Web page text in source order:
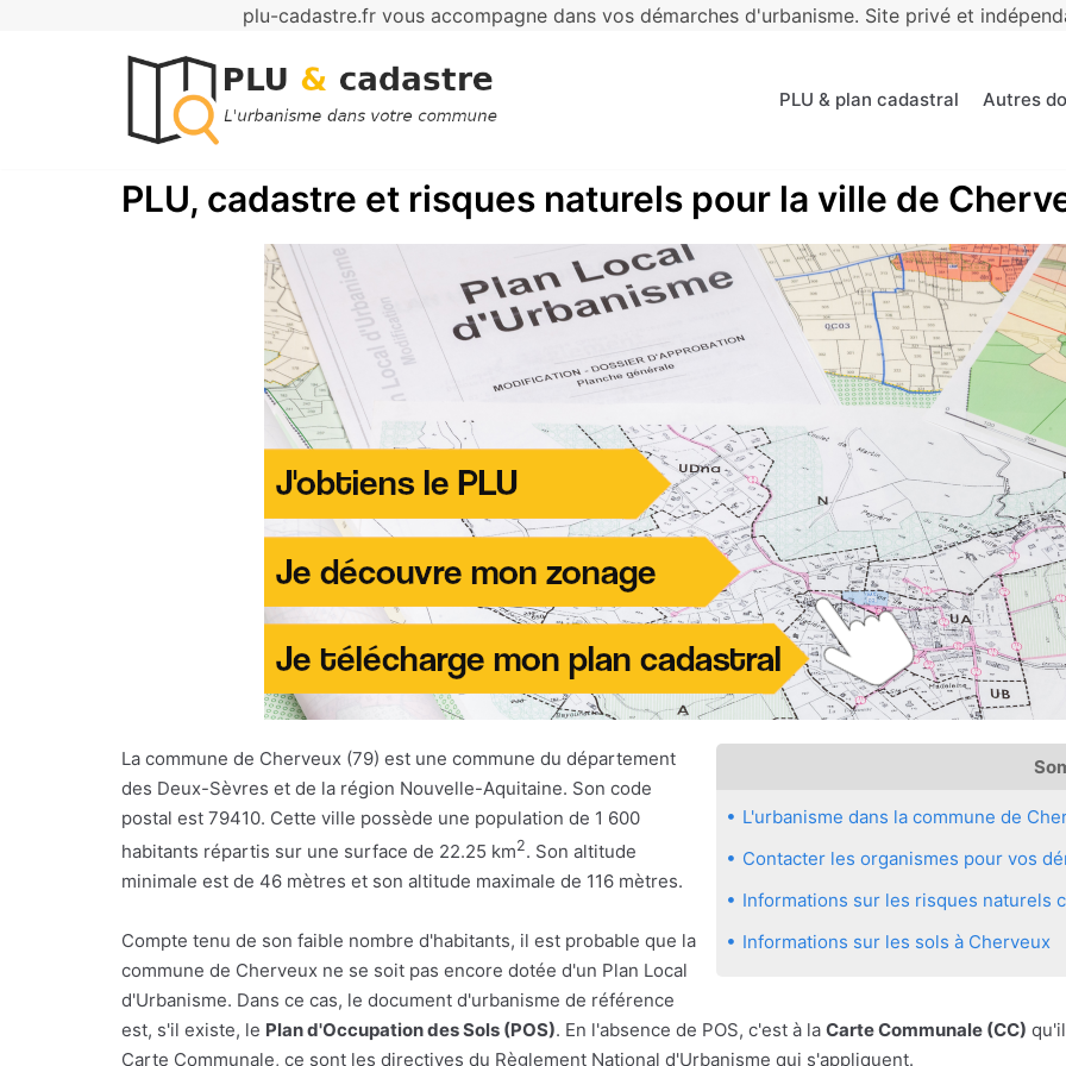
plu-cadastre.fr vous accompagne dans vos démarches d'urbanisme. Site privé et
PLU & plan cadastral Autres
PLU, cadastre et risques naturels pour la ville de
L'urbanisme dans la commune de
Contacter les organismes pour vos
Informations sur les risques naturels
Informations sur les sols à Cherveux
La commune de Cherveux (79) est une commune du département
des Deux-Sèvres et de la région Nouvelle-Aquitaine. Son code
postal est 79410. Cette ville possède une population de 1 600
habitants répartis sur une surface de 22.25 km2. Son altitude
minimale est de 46 mètres et son altitude maximale de 116 mètres.
Compte tenu de son faible nombre d'habitants, il est probable que la
commune de Cherveux ne se soit pas encore dotée d'un Plan Local
d'Urbanisme. Dans ce cas, le document d'urbanisme de référence
est, s'il existe, le Plan d'Occupation des Sols (POS). En l'absence de POS, c'est à la Carte Communale (CC)
Carte Communale, ce sont les directives du Règlement National d'Urbanisme qui s'appliquent.